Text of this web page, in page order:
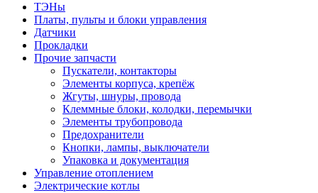
ТЭНы
Платы, пульты и блоки управления
Датчики
Прокладки
Прочие запчасти
Пускатели, контакторы
Элементы корпуса, крепёж
Жгуты, шнуры, провода
Клеммные блоки, колодки, перемычки
Элементы трубопровода
Предохранители
Кнопки, лампы, выключатели
Упаковка и документация
Управление отоплением
Электрические котлы